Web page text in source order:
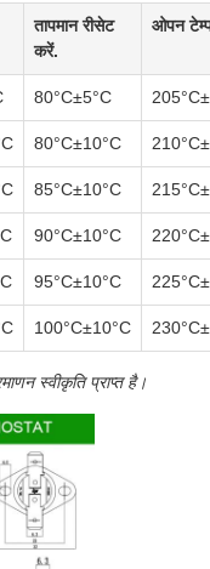
तापमान रीसेट
करें.
ओपन
80°C±5°C
80°C±10°C
85°C±10°C
90°C±10°C
95°C±10°C
100°C±10°C
स्वीकृति प्राप्त है।